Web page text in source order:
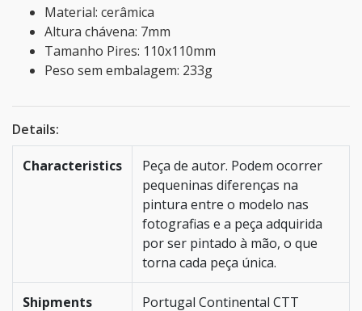
Material: cerâmica
Altura chávena: 7mm
Tamanho Pires: 110x110mm
Peso sem embalagem: 233g
Details:
Characteristics
Peça de autor. Podem ocorrer
pequeninas diferenças na
pintura entre o modelo nas
fotografias e a peça adquirida
por ser pintado à mão, o que
torna cada peça única.
Shipments Portugal Continental CTT